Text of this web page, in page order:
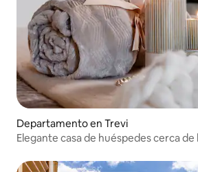
Departamento en Trevi
Elegante casa de huéspedes cerca de